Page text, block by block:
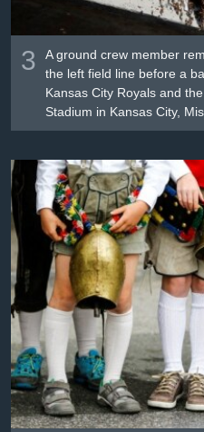
3
A ground crew member
the left field line before a
Kansas City Royals and
Stadium in Kansas City,